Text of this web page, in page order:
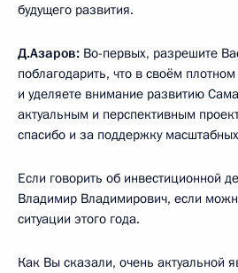
будущего развития.
Д.Азаров: Во-первых, разрешите
поблагодарить, что в своём
и уделяете внимание развитию
актуальным и перспективным
спасибо и за поддержку
Если говорить об инвестиционной
Владимир Владимирович, если
ситуации этого года.
Как Вы сказали, очень актуальной